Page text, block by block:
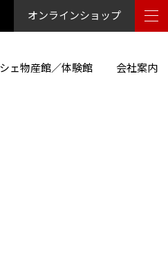
ェ物産館／体験館 会社案内
オンラインショップ